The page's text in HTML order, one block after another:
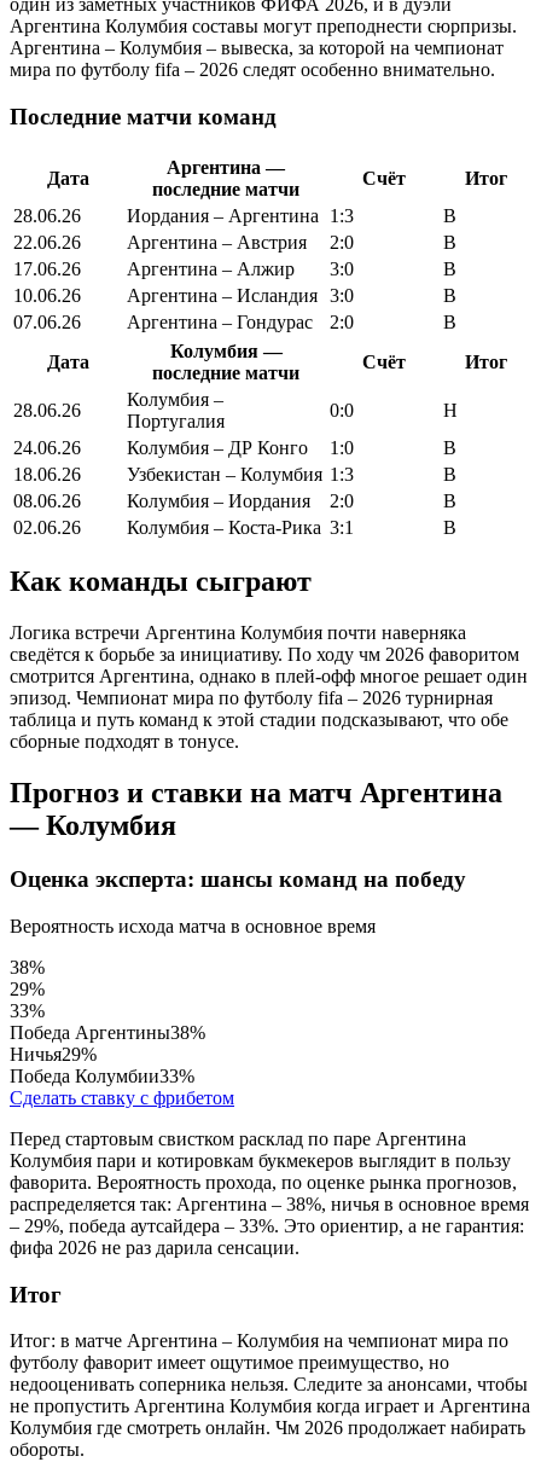
один из заметных участников ФИФА 2026, и в дуэли
Аргентина Колумбия составы могут преподнести сюрпризы.
Аргентина – Колумбия – вывеска, за которой на чемпионат
мира по футболу fifa – 2026 следят особенно внимательно.
Последние матчи команд
Дата
Аргентина —
последние матчи
Счёт
Итог
28.06.26
Иордания – Аргентина 1:3
В
22.06.26
Аргентина – Австрия 2:0
В
17.06.26
Аргентина – Алжир 3:0
В
10.06.26
Аргентина – Исландия 3:0
В
07.06.26
Аргентина – Гондурас 2:0
В
Дата
Колумбия —
последние матчи
Счёт Итог
28.06.26
Колумбия –
Португалия
0:0
Н
24.06.26
Колумбия – ДР Конго 1:0
В
18.06.26
Узбекистан – Колумбия 1:3
В
08.06.26
Колумбия – Иордания 2:0
В
02.06.26
Колумбия – Коста-Рика 3:1 В
Как команды сыграют
Логика встречи Аргентина Колумбия почти наверняка
сведётся к борьбе за инициативу. По ходу чм 2026 фаворитом
смотрится Аргентина, однако в плей-офф многое решает один
эпизод. Чемпионат мира по футболу fifa – 2026 турнирная
таблица и путь команд к этой стадии подсказывают, что обе
сборные подходят в тонусе.
Прогноз и ставки на матч Аргентина
— Колумбия
Оценка эксперта: шансы команд на победу
Вероятность исхода матча в основное время
38%
29%
33%
Победа Аргентины38%
Ничья29%
Победа Колумбии33%
Сделать ставку с фрибетом
Перед стартовым свистком расклад по паре Аргентина
Колумбия пари и котировкам букмекеров выглядит в пользу
фаворита. Вероятность прохода, по оценке рынка прогнозов,
распределяется так: Аргентина – 38%, ничья в основное время
– 29%, победа аутсайдера – 33%. Это ориентир, а не гарантия:
фифа 2026 не раз дарила сенсации.
Итог
Итог: в матче Аргентина – Колумбия на чемпионат мира по
футболу фаворит имеет ощутимое преимущество, но
недооценивать соперника нельзя. Следите за анонсами, чтобы
не пропустить Аргентина Колумбия когда играет и Аргентина
Колумбия где смотреть онлайн. Чм 2026 продолжает набирать
обороты.